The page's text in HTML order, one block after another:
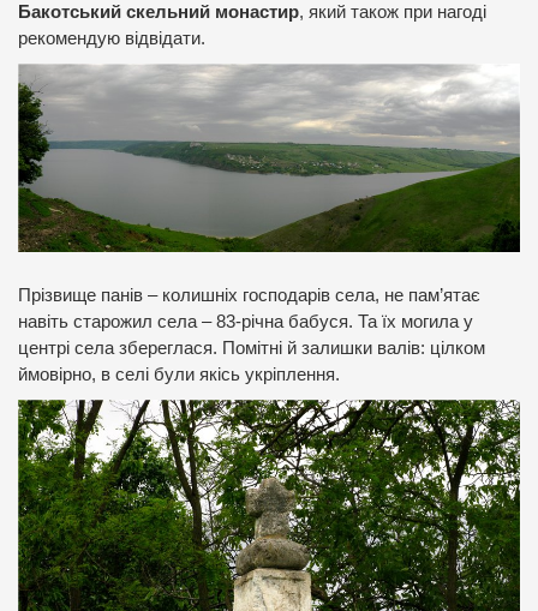
Бакотський скельний монастир, який також при нагоді
рекомендую відвідати.
Прізвище панів – колишніх господарів села, не пам’ятає
навіть старожил села – 83-річна бабуся. Та їх могила у
центрі села збереглася. Помітні й залишки валів: цілком
ймовірно, в селі були якісь укріплення.